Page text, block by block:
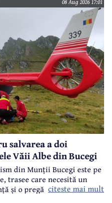
08 Aug 2026 17:01
salvarea a doi
Văii Albe din Bucegi
din Munții Bucegi este pe
trasee care necesită un
și o pregătire specifică.
citeste mai mult